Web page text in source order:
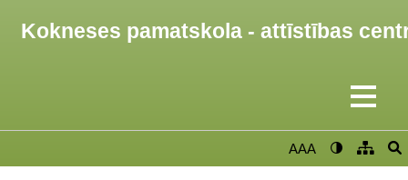
Kokneses pamatskola - attīstības
AAA